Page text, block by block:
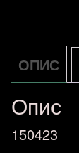
количина
ОПИС
Опис
150423